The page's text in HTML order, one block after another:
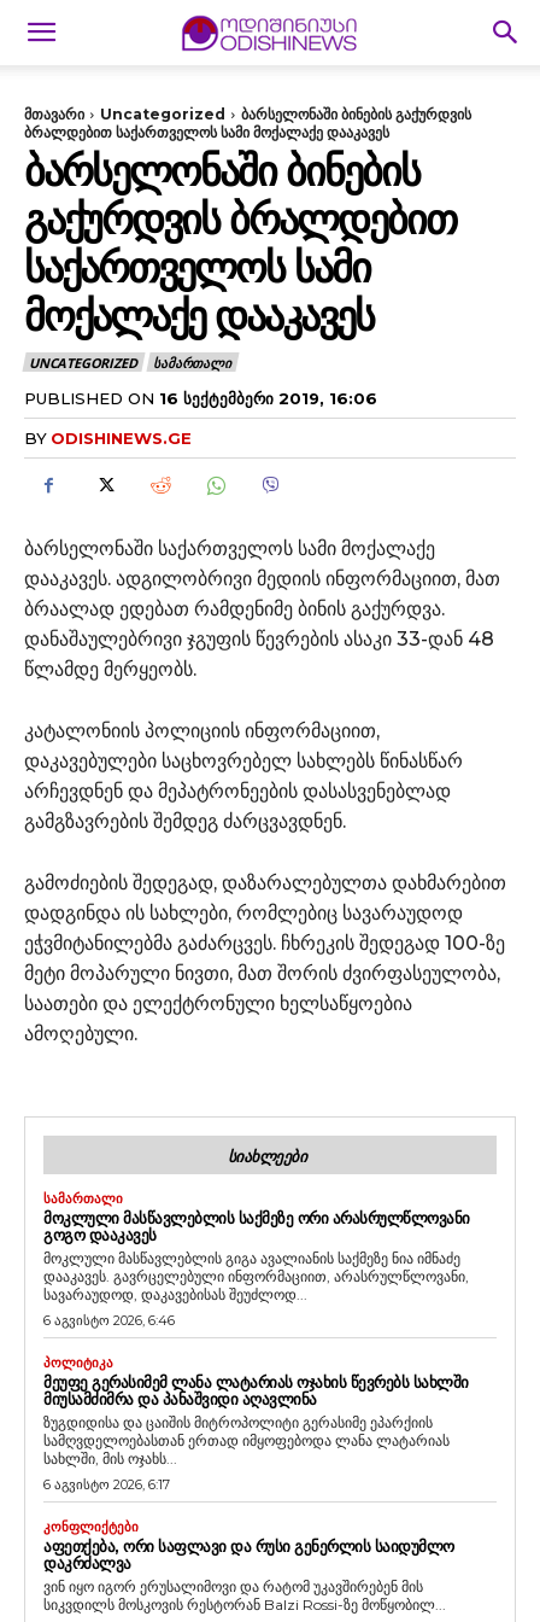
მთავარი Uncategorized
ბარსელონაში ბინების გაქურდვის
ბრალდებით საქართველოს სამი მოქალაქე დააკავეს
ᲑᲐᲠᲡᲔᲚᲝᲜᲐᲨᲘ ᲑᲘᲜᲔᲑᲘᲡ
ᲒᲐᲥᲣᲠᲓᲕᲘᲡ ᲑᲠᲐᲚᲓᲔᲑᲘᲗ
ᲡᲐᲥᲐᲠᲗᲕᲔᲚᲝᲡ ᲡᲐᲛᲘ
ᲛᲝᲥᲐᲚᲐᲥᲔ ᲓᲐᲐᲙᲐᲕᲔᲡ
UNCATEGORIZED ᲡᲐᲛᲐᲠᲗᲐᲚᲘ
PUBLISHED ON 16 ᲡᲔᲥᲢᲔᲛᲑᲔᲠᲘ 2019, 16:06
BY ODISHINEWS.GE
ბარსელონაში საქართველოს სამი მოქალაქე
დააკავეს. ადგილობრივი მედიის ინფორმაციით, მათ
ბრაალად ედებათ რამდენიმე ბინის გაქურდვა.
დანაშაულებრივი ჯგუფის წევრების ასაკი 33-დან 48
წლამდე მერყეობს.
კატალონიის პოლიციის ინფორმაციით,
დაკავებულები საცხოვრებელ სახლებს წინასწარ
არჩევდნენ და მეპატრონეების დასასვენებლად
გამგზავრების შემდეგ ძარცვავდნენ.
გამოძიების შედეგად, დაზარალებულთა დახმარებით
დადგინდა ის სახლები, რომლებიც სავარაუდოდ
ეჭვმიტანილებმა გაძარცვეს. ჩხრეკის შედეგად 100-ზე
მეტი მოპარული ნივთი, მათ შორის ძვირფასეულობა,
საათები და ელექტრონული ხელსაწყოებია
ამოღებული.
ᲡᲘᲐᲮᲚᲔᲔᲑᲘ
ᲡᲐᲛᲐᲠᲗᲐᲚᲘ
ᲛᲝᲙᲚᲣᲚᲘ ᲛᲐᲡᲬᲐᲕᲚᲔᲑᲚᲘᲡ ᲡᲐᲥᲛᲔᲖᲔ ᲝᲠᲘ ᲐᲠᲐᲡᲠᲣᲚᲬᲚᲝᲕᲐᲜᲘ
ᲒᲝᲒᲝ ᲓᲐᲐᲙᲐᲕᲔᲡ
მოკლული მასწავლებლის გიგა ავალიანის საქმეზე ნია იმნაძე
დააკავეს. გავრცელებული ინფორმაციით, არასრულწლოვანი,
სავარაუდოდ, დაკავებისას შეუძლოდ...
6 აგვისტო 2026, 6:46
ᲞᲝᲚᲘᲢᲘᲙᲐ
ᲛᲔᲣᲤᲔ ᲒᲔᲠᲐᲡᲘᲛᲔᲛ ᲚᲐᲜᲐ ᲚᲐᲢᲐᲠᲘᲐᲡ ᲝᲯᲐᲮᲘᲡ ᲬᲔᲕᲠᲔᲑᲡ ᲡᲐᲮᲚᲨᲘ
ᲛᲘᲣᲡᲐᲛᲫᲘᲛᲠᲐ ᲓᲐ ᲞᲐᲜᲐᲨᲕᲘᲓᲘ ᲐᲦᲐᲕᲚᲘᲜᲐ
ზუგდიდისა და ცაიშის მიტროპოლიტი გერასიმე ეპარქიის
სამღვდელოებასთან ერთად იმყოფებოდა ლანა ლატარიას
სახლში, მის ოჯახს...
6 აგვისტო 2026, 6:17
ᲙᲝᲜᲤᲚᲘᲥᲢᲔᲑᲘ
ᲐᲤᲔᲗᲥᲔᲑᲐ, ᲝᲠᲘ ᲡᲐᲤᲚᲐᲕᲘ ᲓᲐ ᲠᲣᲡᲘ ᲒᲔᲜᲔᲠᲚᲘᲡ ᲡᲐᲘᲓᲣᲛᲚᲝ
ᲓᲐᲙᲠᲫᲐᲚᲕᲐ
ვინ იყო იგორ ერუსალიმოვი და რატომ უკავშირებენ მის
სიკვდილს მოსკოვის რესტორან Balzi Rossi-ზე მოწყობილ...